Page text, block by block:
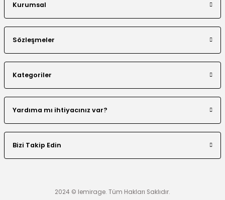
Kurumsal
Sözleşmeler
Kategoriler
Yardıma mı ihtiyacınız var?
Bizi Takip Edin
2024 © lemirage. Tüm Hakları Saklıdır.